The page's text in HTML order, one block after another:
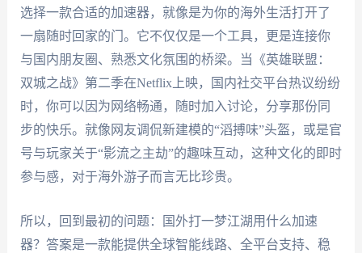
选择一款合适的加速器，就像是为你的海外生活打开了
一扇随时回家的门。它不仅仅是一个工具，更是连接你
与国内朋友圈、熟悉文化氛围的桥梁。当《英雄联盟：
双城之战》第二季在Netflix上映，国内社交平台热议纷纷
时，你可以因为网络畅通，随时加入讨论，分享那份同
步的快乐。就像网友调侃新建模的“滔搏味”头盔，或是官
号与玩家关于“影流之主劫”的趣味互动，这种文化的即时
参与感，对于海外游子而言无比珍贵。
所以，回到最初的问题：国外打一梦江湖用什么加速
器？答案是一款能提供全球智能线路、全平台支持、稳